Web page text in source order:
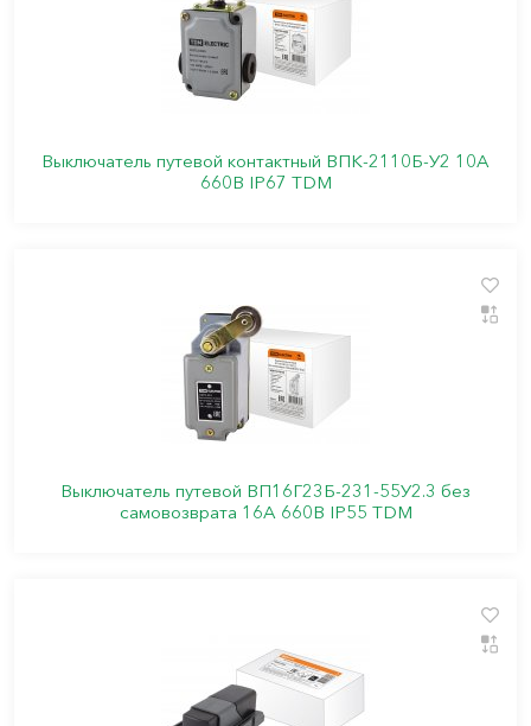
Выключатель путевой контактный ВПК-2110Б-У2 10А
660В IP67 TDM
Выключатель путевой ВП16Г23Б-231-55У2.3 без
самовозврата 16А 660В IP55 TDM